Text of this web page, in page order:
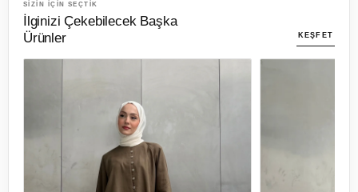
SİZİN İÇİN SEÇTİK
İlginizi Çekebilecek Başka
Ürünler
KEŞFET